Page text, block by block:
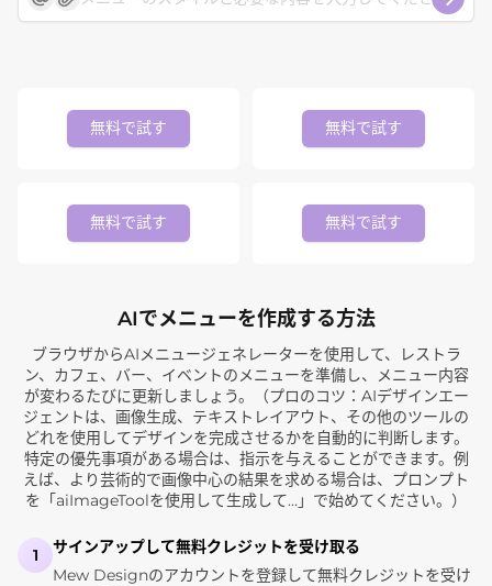
無料で試す 無料で試す
無料で試す 無料で試す
AIでメニューを作成する方法
ブラウザからAIメニュージェネレーターを使用して、レストラ
ン、カフェ、バー、イベントのメニューを準備し、メニュー内容
が変わるたびに更新しましょう。（プロのコツ：AIデザインエー
ジェントは、画像生成、テキストレイアウト、その他のツールの
どれを使用してデザインを完成させるかを自動的に判断します。
特定の優先事項がある場合は、指示を与えることができます。例
えば、より芸術的で画像中心の結果を求める場合は、プロンプト
を「aiImageToolを使用して生成して…」で始めてください。）
1
サインアップして無料クレジットを受け取る
Mew Designのアカウントを登録して無料クレジットを受け